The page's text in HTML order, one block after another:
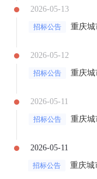
2026-05-13
招标公告 重庆城
2026-05-12
招标公告 重庆城
2026-05-11
招标公告 重庆城
2026-05-11
招标公告 重庆城